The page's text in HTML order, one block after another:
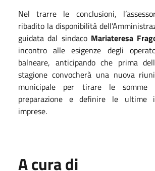
Nel trarre le conclusioni,
ribadito la disponibilità
guidata dal sindaco Mariateresa
incontro alle esigenze degli
balneare, anticipando che prima
stagione convocherà una nuova
municipale per tirare le
preparazione e definire le ultime
imprese.
A cura di